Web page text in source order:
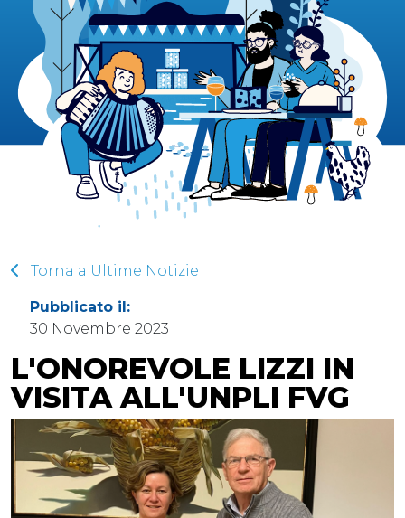
Torna a Ultime Notizie
Pubblicato il:
30 Novembre 2023
L'ONOREVOLE LIZZI IN
VISITA ALL'UNPLI FVG